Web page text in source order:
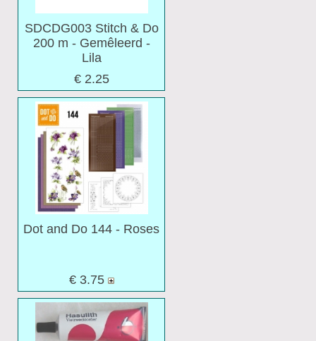
SDCDG003 Stitch & Do
200 m - Gemêleerd -
Lila
€ 2.25
Dot and Do 144 - Roses
€ 3.75